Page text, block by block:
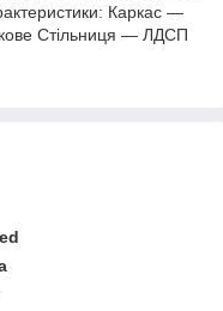
Каркас —
Стільниця — ЛДСП